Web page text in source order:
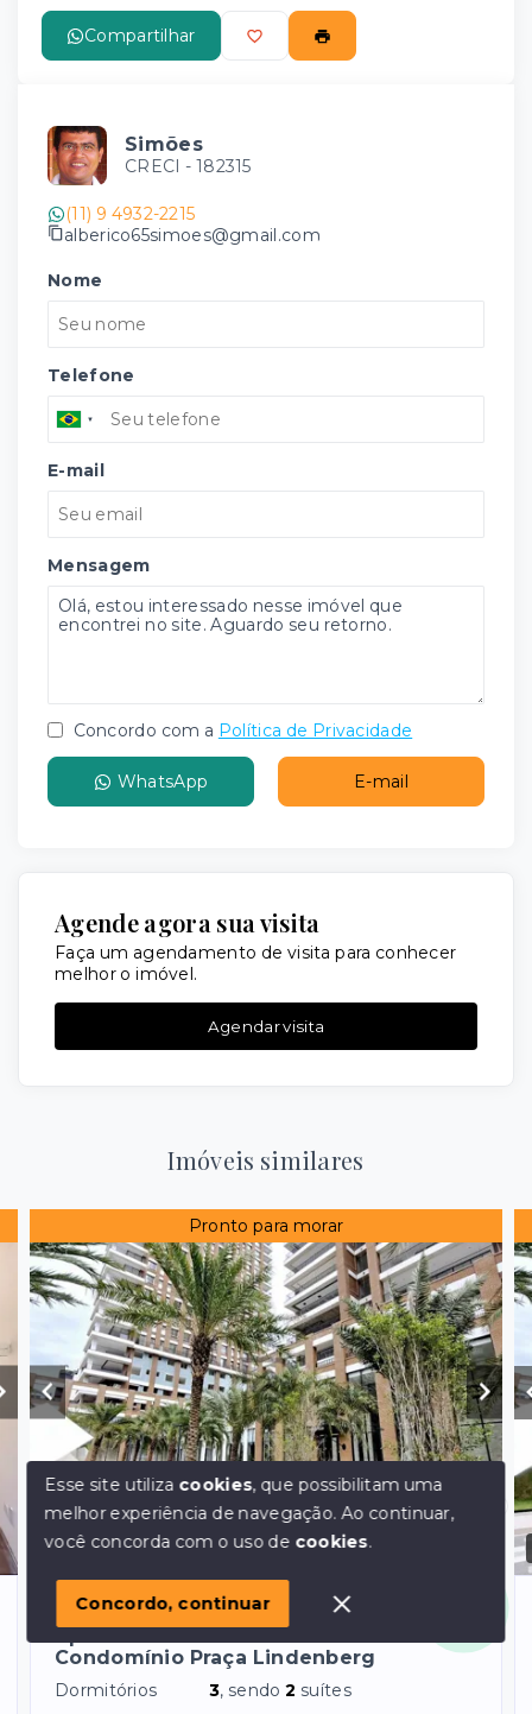
Compartilhar
Simões
CRECI - 182315
(11) 9 4932-2215
alberico65simoes@gmail.com
Nome
Telefone
E-mail
Mensagem
Concordo com a Política de Privacidade
WhatsApp E-mail
Agende agora sua visita
Faça um agendamento de visita para conhecer
melhor o imóvel.
Agendar visita
Imóveis similares
Pronto para morar
Ref.: 782 VENDA
Itaim Bibi - São Paulo/SP, Zona Sul
Condomínio Praça Lindenberg
Dormitórios 3, sendo2 suítes
Olá! em posso ajudar?
Esse site utiliza cookies, que possibilitam uma
melhor experiência de navegação.Ao continuar,
você concorda com o uso de cookies.
Concordo, continuar